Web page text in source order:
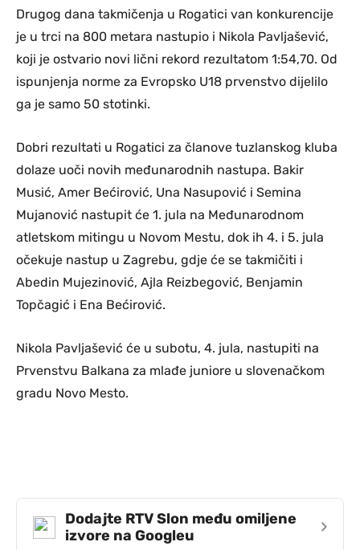
Drugog dana takmičenja u Rogatici van konkurencije
je u trci na 800 metara nastupio i Nikola Pavljašević,
koji je ostvario novi lični rekord rezultatom 1:54,70. Od
ispunjenja norme za Evropsko U18 prvenstvo dijelilo
ga je samo 50 stotinki.
Dobri rezultati u Rogatici za članove tuzlanskog kluba
dolaze uoči novih međunarodnih nastupa. Bakir
Musić, Amer Bećirović, Una Nasupović i Semina
Mujanović nastupit će 1. jula na Međunarodnom
atletskom mitingu u Novom Mestu, dok ih 4. i 5. jula
očekuje nastup u Zagrebu, gdje će se takmičiti i
Abedin Mujezinović, Ajla Reizbegović, Benjamin
Topčagić i Ena Bećirović.
Nikola Pavljašević će u subotu, 4. jula, nastupiti na
Prvenstvu Balkana za mlađe juniore u slovenačkom
gradu Novo Mesto.
Dodajte RTV Slon među omiljene
izvore na Googleu
›